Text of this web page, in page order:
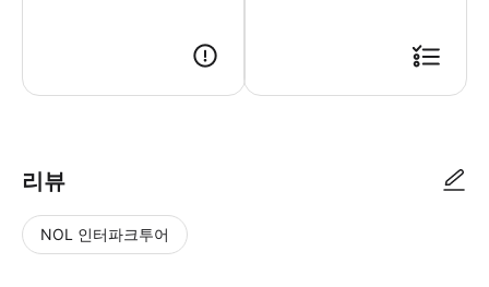
리뷰
NOL 인터파크투어